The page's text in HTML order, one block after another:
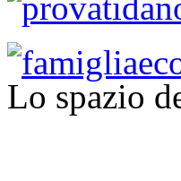
Lo spazio